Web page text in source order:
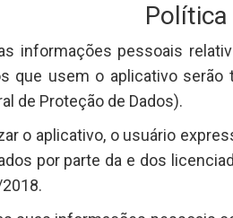
informações pessoais
que usem o aplicativo
de Proteção de Dados).
o aplicativo, o usuário
por parte da e dos